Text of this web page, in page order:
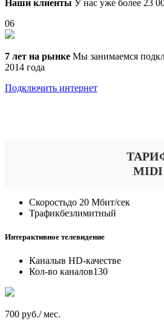
Наши клиенты У нас уже более 23
06
7 лет на рынке Мы занимаемся
2014 года
Подключить интернет
MIDI
Скоростьдо 20 Мбит/сек
Трафикбезлимитный
Интерактивное телевидение
Каналыв HD-качестве
Кол-во каналов130
700 руб./ мес.